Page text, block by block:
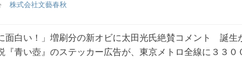
株式会社文藝春秋
面白い！」増刷分の新オビに太田光氏絶賛コメント 誕生
『青い壺』のステッカー広告が、東京メトロ全線に３３０